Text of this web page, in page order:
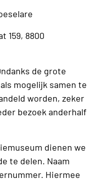
159, 8800
de grote
mogelijk samen te
worden, zeker
bezoek anderhalf
dienen we
te delen. Naam
Hiermee